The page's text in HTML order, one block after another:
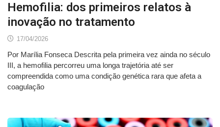
Hemofilia: dos primeiros relatos à
inovação no tratamento
17/04/2026
Por Marília Fonseca Descrita pela primeira vez ainda no século
III, a hemofilia percorreu uma longa trajetória até ser
compreendida como uma condição genética rara que afeta a
coagulação